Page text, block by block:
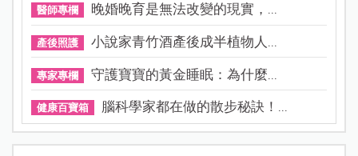
醫師專欄 晚婚晚育是無法改變的現實，...
產後照護 小說家青竹酒產後成半植物人...
專家專欄 守護寶寶的黃金睡眠：為什麼...
健康百寶箱 腦科學家都在做的散步秘訣！...